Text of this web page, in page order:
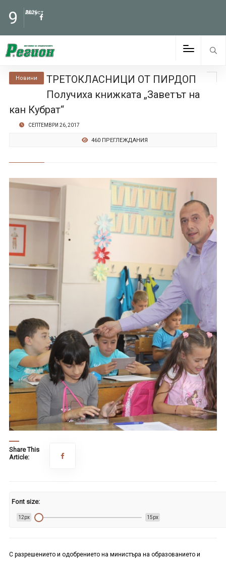
9 Август
2026
Новини
ТРЕТОКЛАСНИЦИ ОТ ПИРДОП
Получиха книжката „Заветът на
кан Кубрат“
СЕПТЕМВРИ 26, 2017
460 ПРЕГЛЕЖДАНИЯ
Share This
Article:
Font size:
12px 15px
С разрешението и одобрението на министъра на образованието и